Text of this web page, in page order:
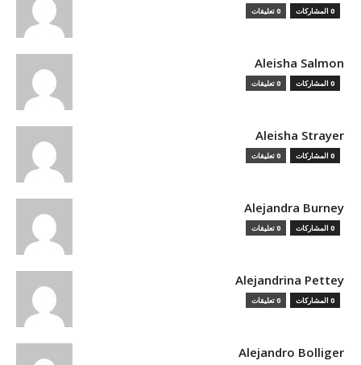
0 المشاركات 0 تعليقات
Aleisha Salmon
0 المشاركات 0 تعليقات
Aleisha Strayer
0 المشاركات 0 تعليقات
Alejandra Burney
0 المشاركات 0 تعليقات
Alejandrina Pettey
0 المشاركات 0 تعليقات
Alejandro Bolliger